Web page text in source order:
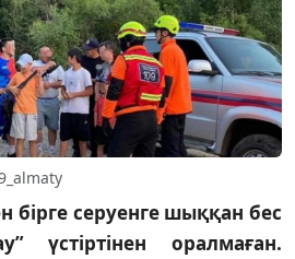
серуенге шыққан бес
үстіртінен оралмаған.